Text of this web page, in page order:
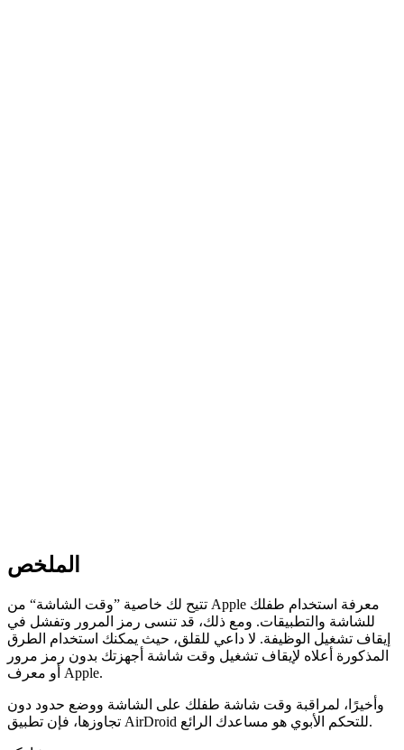
الملخص
تتيح لك خاصية ”وقت الشاشة“ من Apple معرفة استخدام طفلك
للشاشة والتطبيقات. ومع ذلك، قد تنسى رمز المرور وتفشل في
إيقاف تشغيل الوظيفة. لا داعي للقلق، حيث يمكنك استخدام الطرق
المذكورة أعلاه لإيقاف تشغيل وقت شاشة أجهزتك بدون رمز مرور
أو معرف Apple.
وأخيرًا، لمراقبة وقت شاشة طفلك على الشاشة ووضع حدود دون
تجاوزها، فإن تطبيق AirDroid للتحكم الأبوي هو مساعدك الرائع.